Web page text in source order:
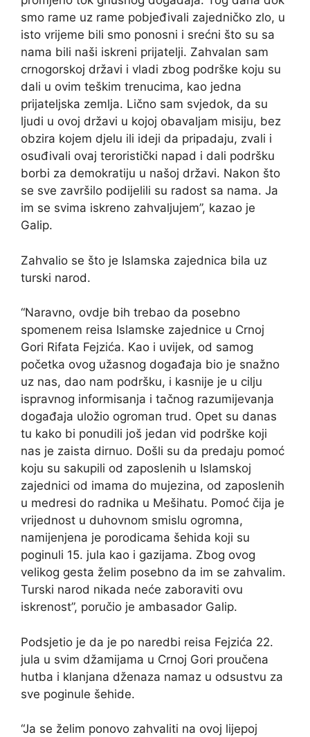
smo rame uz rame pobjeđivali zajedničko zlo, u
isto vrijeme bili smo ponosni i srećni što su sa
nama bili naši iskreni prijatelji. Zahvalan sam
crnogorskoj državi i vladi zbog podrške koju su
dali u ovim teškim trenucima, kao jedna
prijateljska zemlja. Lično sam svjedok, da su
ljudi u ovoj državi u kojoj obavaljam misiju, bez
obzira kojem djelu ili ideji da pripadaju, zvali i
osuđivali ovaj teroristički napad i dali podršku
borbi za demokratiju u našoj državi. Nakon što
se sve završilo podijelili su radost sa nama. Ja
im se svima iskreno zahvaljujem”, kazao je
Galip.
Zahvalio se što je Islamska zajednica bila uz
turski narod.
“Naravno, ovdje bih trebao da posebno
spomenem reisa Islamske zajednice u Crnoj
Gori Rifata Fejzića. Kao i uvijek, od samog
početka ovog užasnog događaja bio je snažno
uz nas, dao nam podršku, i kasnije je u cilju
ispravnog informisanja i tačnog razumijevanja
događaja uložio ogroman trud. Opet su danas
tu kako bi ponudili još jedan vid podrške koji
nas je zaista dirnuo. Došli su da predaju pomoć
koju su sakupili od zaposlenih u Islamskoj
zajednici od imama do mujezina, od zaposlenih
u medresi do radnika u Mešihatu. Pomoć čija je
vrijednost u duhovnom smislu ogromna,
namijenjena je porodicama šehida koji su
poginuli 15. jula kao i gazijama. Zbog ovog
velikog gesta želim posebno da im se zahvalim.
Turski narod nikada neće zaboraviti ovu
iskrenost”, poručio je ambasador Galip.
Podsjetio je da je po naredbi reisa Fejzića 22.
jula u svim džamijama u Crnoj Gori proučena
hutba i klanjana dženaza namaz u odsustvu za
sve poginule šehide.
“Ja se želim ponovo zahvaliti na ovoj lijepoj